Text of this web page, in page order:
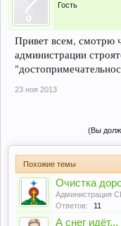
Гость
Привет всем, смотрю
администрации
23 ноя 2013
(Вы
Похожие темы
Очистка
Администрация
Ответов:
11
А снег